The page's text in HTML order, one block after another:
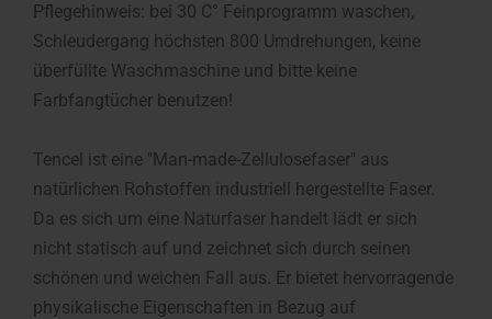
Pflegehinweis: bei 30 C° Feinprogramm waschen,
Schleudergang höchsten 800 Umdrehungen, keine
überfüllte Waschmaschine und bitte keine
Farbfangtücher benutzen!
Tencel ist eine "Man-made-Zellulosefaser" aus
natürlichen Rohstoffen industriell hergestellte Faser.
Da es sich um eine Naturfaser handelt lädt er sich
nicht statisch auf und zeichnet sich durch seinen
schönen und weichen Fall aus. Er bietet hervorragende
physikalische Eigenschaften in Bezug auf